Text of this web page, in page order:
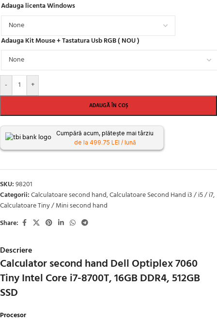
Adauga licenta Windows
Adauga Kit Mouse + Tastatura Usb RGB ( NOU )
- +
ADAUGĂ ÎN COȘ
Cumpără acum, plătește mai târziu
de la 499.75 LEI / lună
SKU:98201
Categorii:Calculatoare second hand,Calculatoare Second Hand i3 / i5 / i7,
Calculatoare Tiny / Mini second hand
Share:
Descriere
Calculator second hand Dell Optiplex 7060
Tiny Intel Core i7-8700T, 16GB DDR4, 512GB
SSD
Procesor